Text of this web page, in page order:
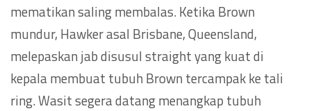
mematikan saling membalas. Ketika Brown
mundur, Hawker asal Brisbane, Queensland,
melepaskan jab disusul straight yang kuat di
kepala membuat tubuh Brown tercampak ke tali
ring. Wasit segera datang menangkap tubuh